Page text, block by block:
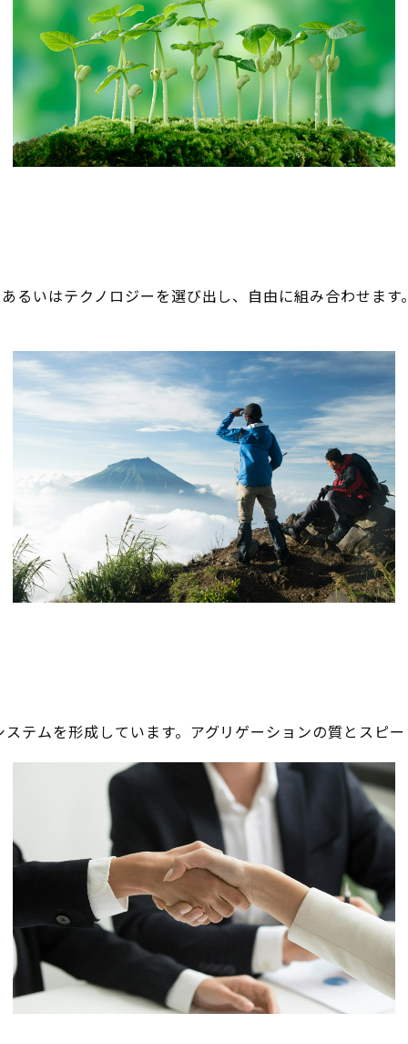
いはテクノロジーを選び出し、自由に組み合わせ
ムを形成しています。アグリゲーションの質とス